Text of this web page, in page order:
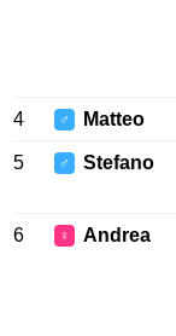
4 ♂ Matteo
5 ♂ Stefano
6 ♀ Andrea